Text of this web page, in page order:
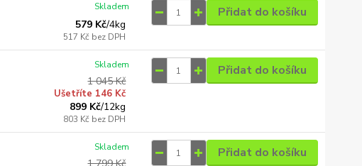
579 Kč/4kg
517 Kč bez DPH
Skladem Přidat do košíku
1 045 Kč
Ušetříte 146 Kč
899 Kč/12kg
803 Kč bez DPH
Skladem Přidat do košíku
Skladem Přidat do košíku